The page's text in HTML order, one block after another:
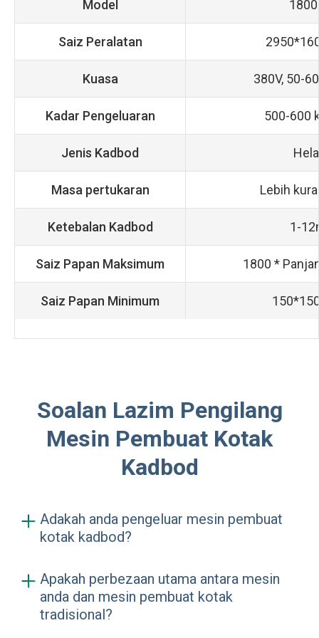
Model
Saiz Peralatan
Kuasa 380V, 50-
Kadar Pengeluaran 500-600
Jenis Kadbod
Masa pertukaran Lebih
Ketebalan Kadbod 1-
Saiz Papan Maksimum 1800 *
Saiz Papan Minimum
Soalan Lazim Pengilang
Mesin Pembuat Kotak
Kadbod
Adakah anda pengeluar mesin pembuat
kotak kadbod?
Ya, kami merupakan pengeluar dan
pengeksport langsung mesin pembuat
kotak yang terletak di Qingdao, China.
Apakah perbezaan utama antara mesin
anda dan mesin pembuat kotak
tradisional?